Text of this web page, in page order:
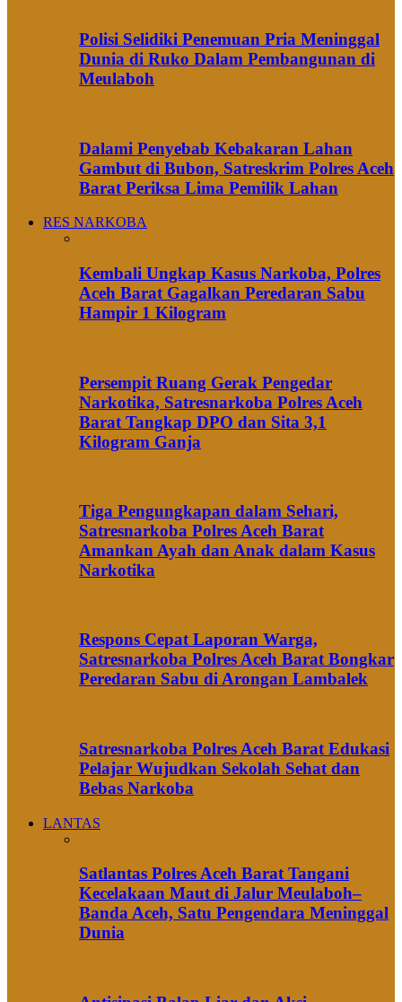
Polisi Selidiki Penemuan Pria Meninggal
Dunia di Ruko Dalam Pembangunan di
Meulaboh
Dalami Penyebab Kebakaran Lahan
Gambut di Bubon, Satreskrim Polres Aceh
Barat Periksa Lima Pemilik Lahan
RES NARKOBA
Kembali Ungkap Kasus Narkoba, Polres
Aceh Barat Gagalkan Peredaran Sabu
Hampir 1 Kilogram
Persempit Ruang Gerak Pengedar
Narkotika, Satresnarkoba Polres Aceh
Barat Tangkap DPO dan Sita 3,1
Kilogram Ganja
Tiga Pengungkapan dalam Sehari,
Satresnarkoba Polres Aceh Barat
Amankan Ayah dan Anak dalam Kasus
Narkotika
Respons Cepat Laporan Warga,
Satresnarkoba Polres Aceh Barat Bongkar
Peredaran Sabu di Arongan Lambalek
Satresnarkoba Polres Aceh Barat Edukasi
Pelajar Wujudkan Sekolah Sehat dan
Bebas Narkoba
LANTAS
Satlantas Polres Aceh Barat Tangani
Kecelakaan Maut di Jalur Meulaboh–
Banda Aceh, Satu Pengendara Meninggal
Dunia